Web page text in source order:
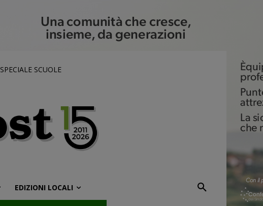
SPECIALE SCUOLE
EDIZIONI LOCALI